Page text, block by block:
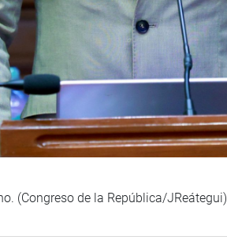
(Congreso de la República/JReátegui)